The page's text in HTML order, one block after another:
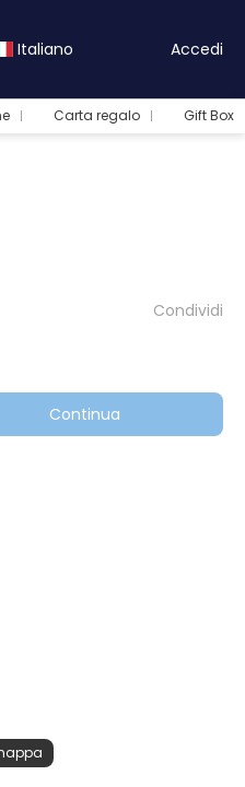
Italiano Accedi
Carta regalo Gift Box
Condividi
Continua